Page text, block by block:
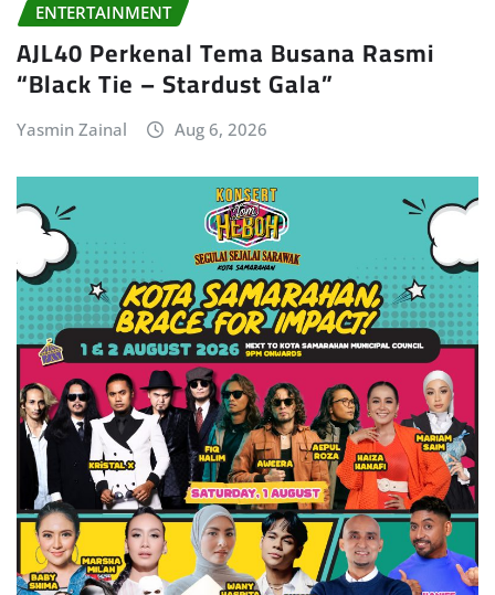
ENTERTAINMENT
AJL40 Perkenal Tema Busana Rasmi
“Black Tie – Stardust Gala”
Yasmin Zainal Aug 6, 2026